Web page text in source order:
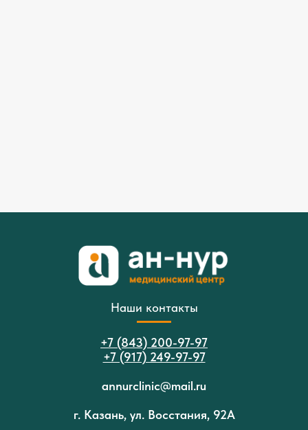
Наши контакты
+7 (843) 200-97-97
+7 (917) 249-97-97
annurclinic@mail.ru
г. Казань, ул. Восстания, 92А